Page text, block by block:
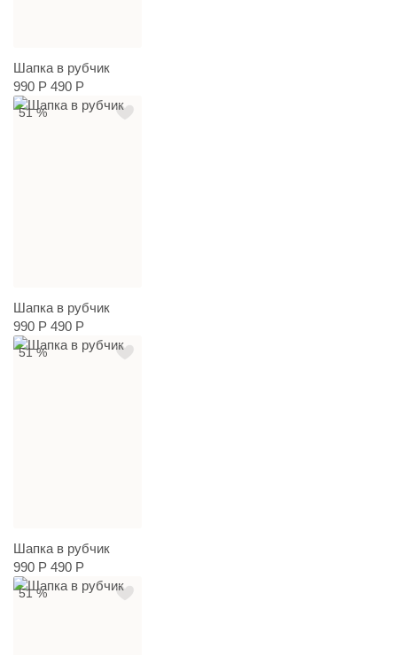
Шапка в рубчик
990 Р 490 Р
51 %
Шапка в рубчик
990 Р 490 Р
51 %
Шапка в рубчик
990 Р 490 Р
51 %